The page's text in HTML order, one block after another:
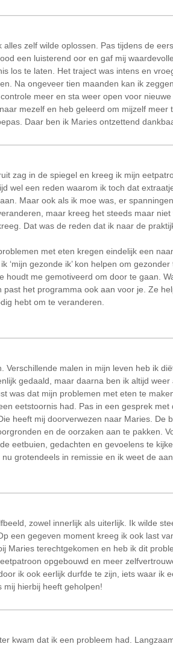
zelf wilde oplossen. Pas tijdens de
een luisterend oor en gaf mij
los te laten. Het traject was intens en
Na ongeveer tien maanden kan ik
meer en sta weer open voor
mezelf en heb geleerd om mijzelf
Daar ben ik Maries ontzettend
zag in de spiegel en kreeg ik mijn
wel een reden waarom ik toch dat
Maar ook als ik moe was, er
maar kreeg het steeds maar
Dat was de reden dat ik naar de
met eten kregen eindelijk een
‘mijn gezonde ik’ kon helpen om
houdt me gemotiveerd om door te gaan.
het programma ook aan voor je. Ze
hebt om te veranderen.
malen in mijn leven heb ik
gedaald, maar daarna ben ik altijd
was dat mijn problemen met eten te
eetstoornis had. Pas in een gesprek
heeft mij doorverwezen naar Maries. De
en de oorzaken aan te pakken.
eetbuien, gedachten en gevoelens te
grotendeels in remissie en ik weet de
zowel innerlijk als uiterlijk. Ik wilde
een gegeven moment kreeg ik ook last
Maries terechtgekomen en heb ik dit
opgebouwd en meer
ik ook eerlijk durfde te zijn, iets waar ik
hierbij heeft geholpen!
kwam dat ik een probleem had.